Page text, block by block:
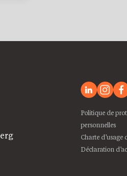
Politique de
personnelles
Charte d’usage
Déclaration